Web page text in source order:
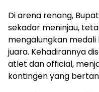
Di arena renang,
sekadar meninjau,
mengalungkan
juara. Kehadirannya
atlet dan official,
kontingen yang